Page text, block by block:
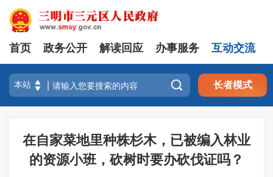
首页 政务公开 解读回应 办事服务 互动交流
 长者模式
在自家菜地里种株杉木，已被编入林业
的资源小班，砍树时要办砍伐证吗？